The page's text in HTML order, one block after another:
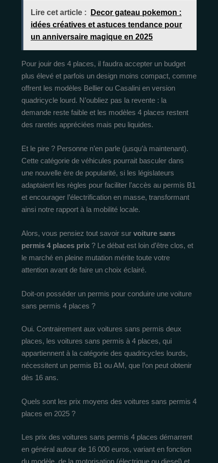
Lire cet article :
Decor gateau pokemon :
idées créatives et astuces tendance pour
un anniversaire magique en 2025
Pour jouir des 4 places, il faudra accepter un budget
plus élevé et parfois un design moins compact, comme
offrent les modèles Bellier ou Casalini en version
quadricycle lourd. N’oubliez pas la revente : la
demande reste faible et les modèles 4 places restent
des raretés appréciées mais peu liquides.
Et le pire ? Personne n’en parle (jusqu’à maintenant).
Cette catégorie de véhicules pourrait basculer dans
une nouvelle ère de popularité, si les législateurs
adaptaient les règles pour faciliter l’accès au permis B1
et encourager l’électrification en masse, transformant
ainsi notre rapport à la mobilité locale.
Alors, vous pensiez tout savoir sur voiture sans
permis 4 places prix ? Le débat est loin d’être clos, et
le marché en pleine mutation mérite toute votre
attention avant de faire un choix éclairé.
Doit-on posséder un permis pour conduire une voiture
sans permis 4 places ?
Oui. Contrairement aux voitures sans permis deux
places, les voitures sans permis à 4 places, qui
appartiennent à la catégorie des quadricycles lourds,
nécessitent un permis B1 ou AM, que l’on peut obtenir
dès 16 ans.
Quels sont les prix moyens des voitures sans permis 4
places en 2025 ?
Les prix des voitures sans permis 4 places démarrent
en général autour de 16 000 euros, variant en fonction
du modèle, de la motorisation (électrique ou diesel) et